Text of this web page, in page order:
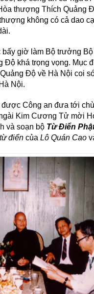
thượng Thích Quảng
không có cả dao
giờ làm Bộ trưởng
Độ khá trọng vọng. Mục
Độ về Hà Nội coi
Nội.
Công an đưa tới
Kim Cương Tử mời
và soạn bộ Từ Điển
điển củaLô Quán Cao